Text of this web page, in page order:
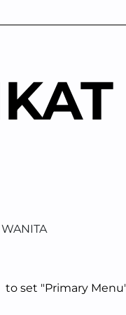
to set "Primary